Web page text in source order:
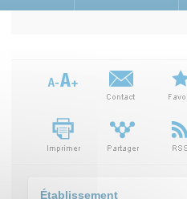
Établissement